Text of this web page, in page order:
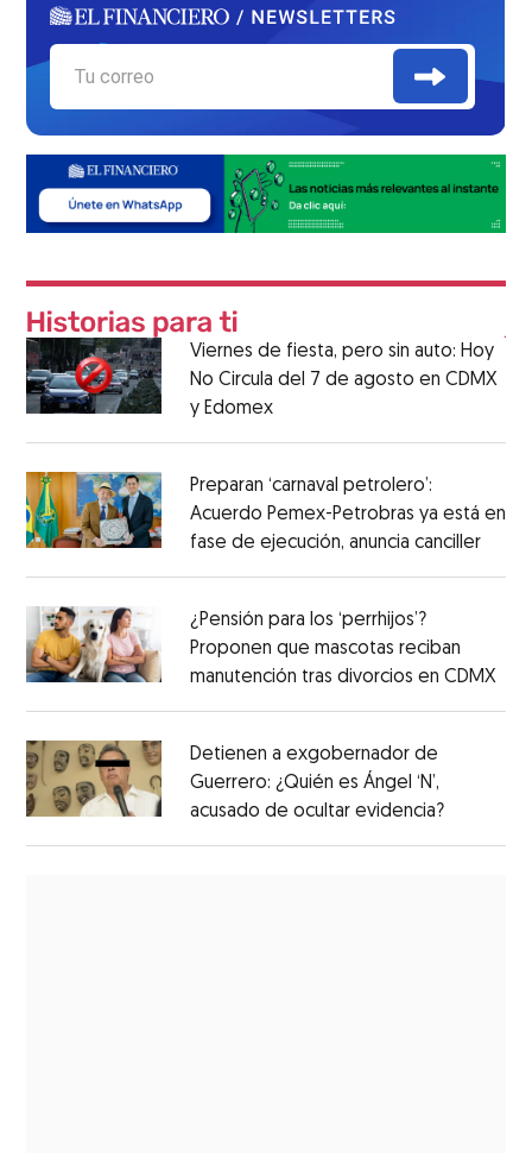
Viernes de fiesta, pero sin auto: Hoy
No Circula del 7 de agosto en CDMX
y Edomex
Preparan ‘carnaval petrolero’:
Acuerdo Pemex-Petrobras ya está en
fase de ejecución, anuncia canciller
¿Pensión para los ‘perrhijos’?
Proponen que mascotas reciban
manutención tras divorcios en CDMX
Detienen a exgobernador de
Guerrero: ¿Quién es Ángel ‘N’,
acusado de ocultar evidencia?